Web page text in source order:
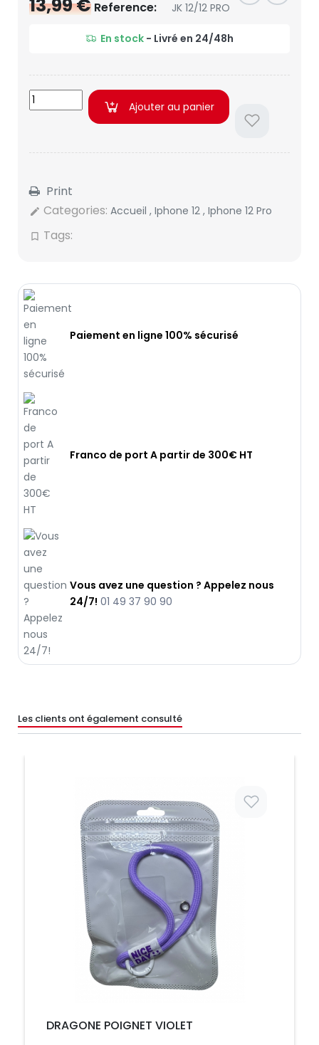
13,99 € Reference: JK 12/12 PRO
En stock - Livré en 24/48h
Ajouter au panier
Print
edit Categories: Accueil , Iphone 12 , Iphone 12 Pro
bookmark_border Tags:
Paiement en ligne 100% sécurisé
Franco de port A partir de 300€ HT
Vous avez une question ? Appelez nous
24/7! 01 49 37 90 90
Les clients ont également consulté
DRAGONE POIGNET VIOLET